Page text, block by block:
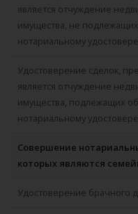
является отчуждение
имущества, не
нотариальному
Удостоверение сделок,
является отчуждение
имущества, подлежащих
нотариальному
Совершение
которых являются
Удостоверение брачного